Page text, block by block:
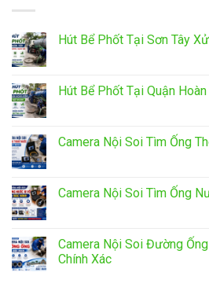
Hút Bể Phốt Tại Sơn Tây
Hút Bể Phốt Tại Quận
Camera Nội Soi Tìm Ống
Camera Nội Soi Tìm Ống
Camera Nội Soi Đường
Chính Xác